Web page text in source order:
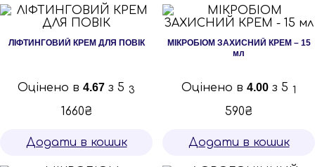
ЛІФТИНГОВИЙ КРЕМ ДЛЯ ПОВІК
Оцінено в 4.67 з 5 3
1660₴
Додати в кошик
МІКРОБІОМ ЗАХИСНИЙ КРЕМ – 15
мл
Оцінено в 4.00 з 5 1
590₴
Додати в кошик